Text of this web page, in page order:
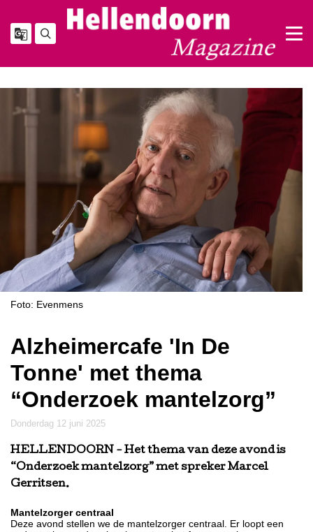
Foto: Evenmens
Alzheimercafe 'In De
Tonne' met thema
“Onderzoek mantelzorg”
donderdag 12 juni 2025
HELLENDOORN - Het thema van deze avond is
“Onderzoek mantelzorg” met spreker Marcel
Gerritsen.
Mantelzorger centraal
Deze avond stellen we de mantelzorger centraal. Er loopt een